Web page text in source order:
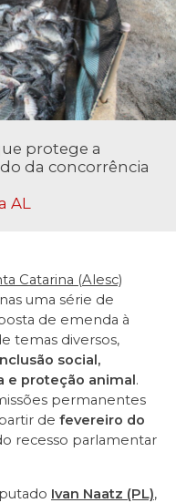
protege a
da concorrência
AL
Catarina (Alesc)
uma série de
de emenda à
temas diversos,
social,
e proteção animal.
permanentes
de fevereiro do
recesso parlamentar
Ivan Naatz (PL),